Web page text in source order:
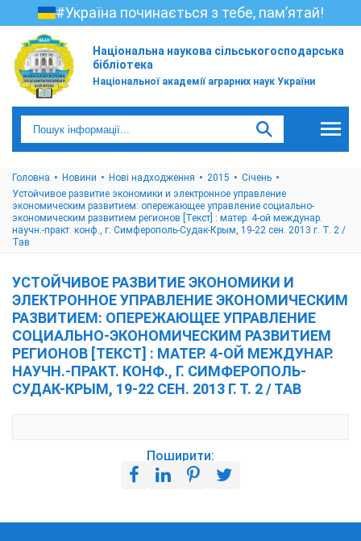
#Україна починається з тебе, пам’ятай!
Національна наукова сільськогосподарська
бібліотека
Національної академії аграрних наук України
Головна Новини Нові надходження 2015
Cічень
Устойчивое развитие экономики и электронное управление
экономическим развитием: опережающее управление социально-
экономическим развитием регионов [Текст] : матер. 4-ой междунар.
научн.-практ. конф., г. Симферополь-Судак-Крым, 19-22 сен. 2013 г. Т. 2 /
Тав
УСТОЙЧИВОЕ РАЗВИТИЕ ЭКОНОМИКИ И
ЭЛЕКТРОННОЕ УПРАВЛЕНИЕ ЭКОНОМИЧЕСКИМ
РАЗВИТИЕМ: ОПЕРЕЖАЮЩЕЕ УПРАВЛЕНИЕ
СОЦИАЛЬНО-ЭКОНОМИЧЕСКИМ РАЗВИТИЕМ
РЕГИОНОВ [ТЕКСТ] : МАТЕР. 4-ОЙ МЕЖДУНАР.
НАУЧН.-ПРАКТ. КОНФ., Г. СИМФЕРОПОЛЬ-
СУДАК-КРЫМ, 19-22 СЕН. 2013 Г. Т. 2 / ТАВ
Поширити: